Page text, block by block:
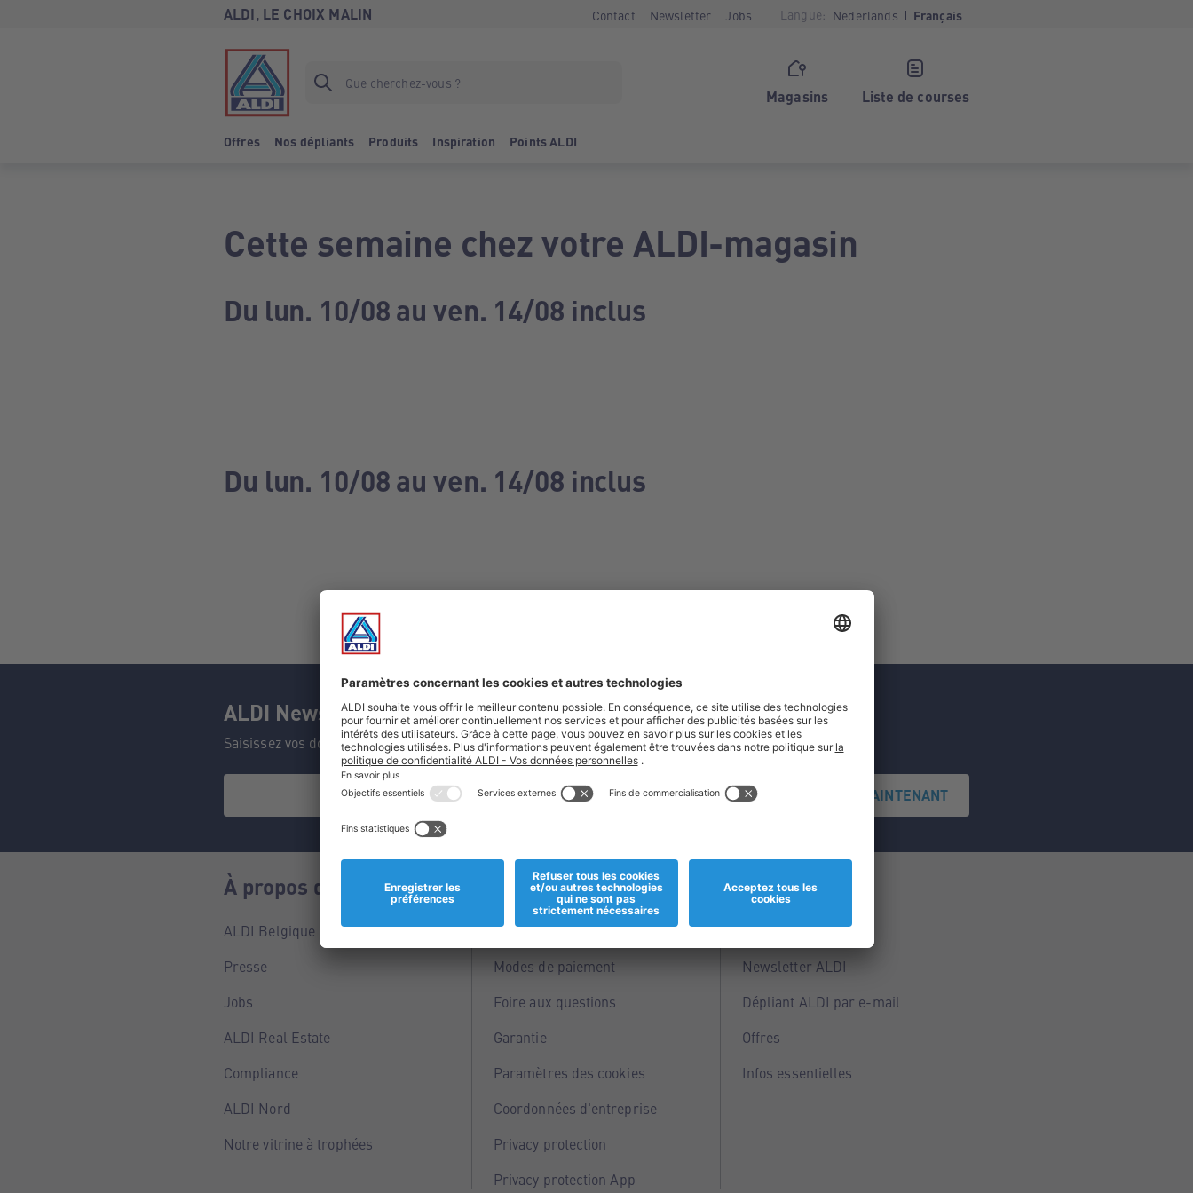
ALDI, LE CHOIX MALIN Contact Newsletter Jobs Langue: Nederlands Français
Magasins Liste de courses
Offres Nos dépliants Produits Inspiration Points ALDI
Cette semaine chez votre ALDI-magasin
Du lun. 10/08 au ven. 14/08 inclus
Du lun. 10/08 au ven. 14/08 inclus
ALDI Newsletter
Saisissez vos données et ne manquez aucune de nos offres.
S'INSCRIRE MAINTENANT
À propos de nous
ALDI Belgique
Presse
Jobs
ALDI Real Estate
Compliance
ALDI Nord
Notre vitrine à trophées
Informations
Magasins
Modes de paiement
Foire aux questions
Garantie
Paramètres des cookies
Coordonnées d'entreprise
Privacy protection
Privacy protection App
Service
Points ALDI
Newsletter ALDI
Dépliant ALDI par e-mail
Offres
Infos essentielles